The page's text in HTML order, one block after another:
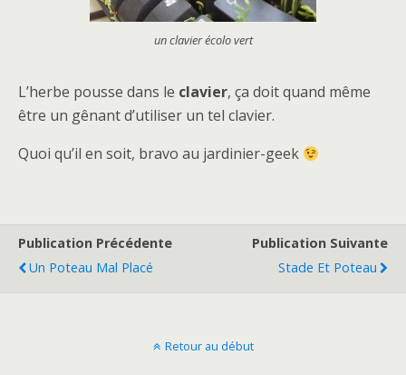
un clavier écolo vert
L’herbe pousse dans le clavier, ça doit quand même
être un gênant d’utiliser un tel clavier.
Quoi qu’il en soit, bravo au jardinier-geek
Publication Précédente
Un Poteau Mal Placé
Publication Suivante
Stade Et Poteau
Retour au début